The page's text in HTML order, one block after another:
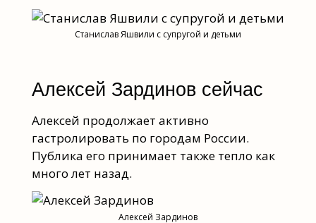
Станислав Яшвили с супругой и детьми
Алексей Зардинов сейчас
Алексей продолжает активно
гастролировать по городам России.
Публика его принимает также тепло как
много лет назад.
Алексей Зардинов